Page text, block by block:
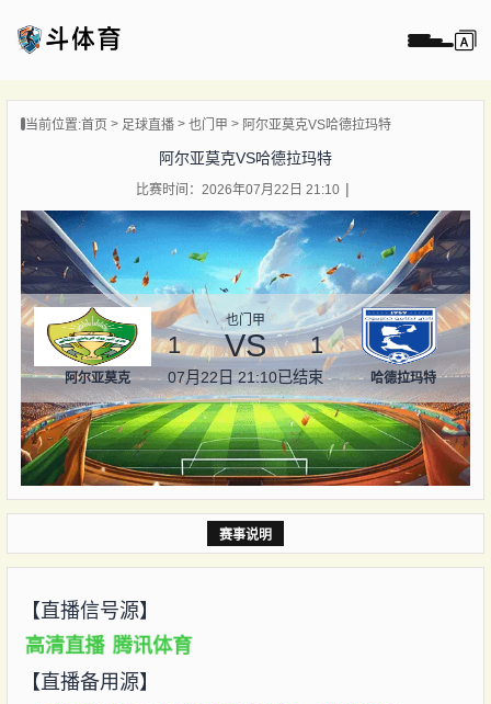
播
像
闻
当前位置:首页 足球直播 也门甲 阿尔亚莫克VS哈德拉玛特
阿尔亚莫克VS哈德拉玛特
比赛时间：2026年07月22日 21:10
阿尔亚莫克
也门甲
1 VS 1
07月22日 21:10已结束 哈德拉玛特
赛事说明
【直播信号源】
高清直播 腾讯体育
【直播备用源】